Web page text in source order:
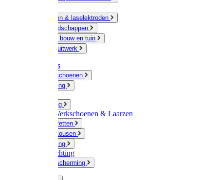
Slijpschijven & laselektroden
Handgereedschappen
IJzerwaren bouw en tuin
Hang en sluitwerk
Disposables
Werkhandschoenen
Regenkleding
Werkkleding
Wandel-/ Werkschoenen & Laarzen
Hoeden / Petten
Sokken / Kousen
Winterkleding
Winkelinrichting
Gelaatsbescherming